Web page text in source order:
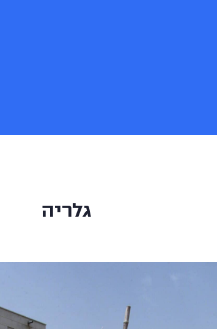
גלריה